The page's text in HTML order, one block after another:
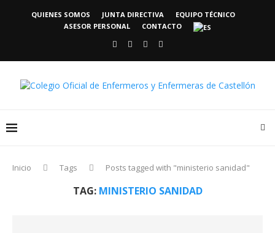
QUIENES SOMOS JUNTA DIRECTIVA
EQUIPO TÉCNICO
ASESOR PERSONAL
CONTACTO
Inicio Tags Posts tagged with "ministerio sanidad"
TAG: MINISTERIO SANIDAD